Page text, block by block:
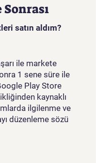
satın aldım?
ile markete
1 sene süre ile
Play Store
kaynaklı
ilgilenme ve
düzenleme sözü